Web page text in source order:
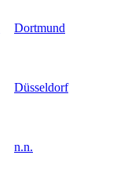
Dortmund
Düsseldorf
n.n.